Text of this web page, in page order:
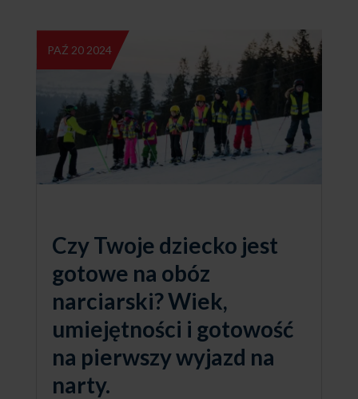
Czy Twoje dziecko jest
gotowe na obóz
narciarski? Wiek,
umiejętności i gotowość
na pierwszy wyjazd na
narty.
PAŹ 20 2024